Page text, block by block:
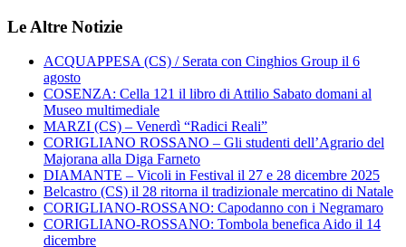
Le Altre Notizie
ACQUAPPESA (CS) / Serata con Cinghios Group il 6
agosto
COSENZA: Cella 121 il libro di Attilio Sabato domani al
Museo multimediale
MARZI (CS) – Venerdì “Radici Reali”
CORIGLIANO ROSSANO – Gli studenti dell’Agrario del
Majorana alla Diga Farneto
DIAMANTE – Vicoli in Festival il 27 e 28 dicembre 2025
Belcastro (CS) il 28 ritorna il tradizionale mercatino di Natale
CORIGLIANO-ROSSANO: Capodanno con i Negramaro
CORIGLIANO-ROSSANO: Tombola benefica Aido il 14
dicembre